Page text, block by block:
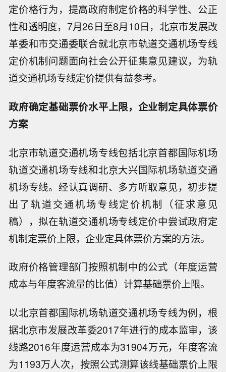
定价格行为，提高政府制定价格的科学性、公正
性和透明度，7月26日至8月10日，北京市发展改
革委和市交通委联合就北京市轨道交通机场专线
定价机制问题面向社会公开征集意见建议，为轨
道交通机场专线定价提供有益参考。
政府确定基础票价水平上限，企业制定具体票价
方案
北京市轨道交通机场专线包括北京首都国际机场
轨道交通机场专线和北京大兴国际机场轨道交通
机场专线。经认真调研、多方听取意见，初步提
出了轨道交通机场专线定价机制（征求意见
稿），拟在轨道交通机场专线定价中尝试政府定
机制定票价上限，企业定具体票价方案的方法。
政府价格管理部门按照机制中的公式（年度运营
成本与年度客流量的比值）计算基础票价上限。
以北京首都国际机场轨道交通机场专线为例，根
据北京市发展改革委2017年进行的成本监审，该
线路2016年度运营成本为31904万元，年度客流
为1193万人次，按照公式测算该线基础票价上限